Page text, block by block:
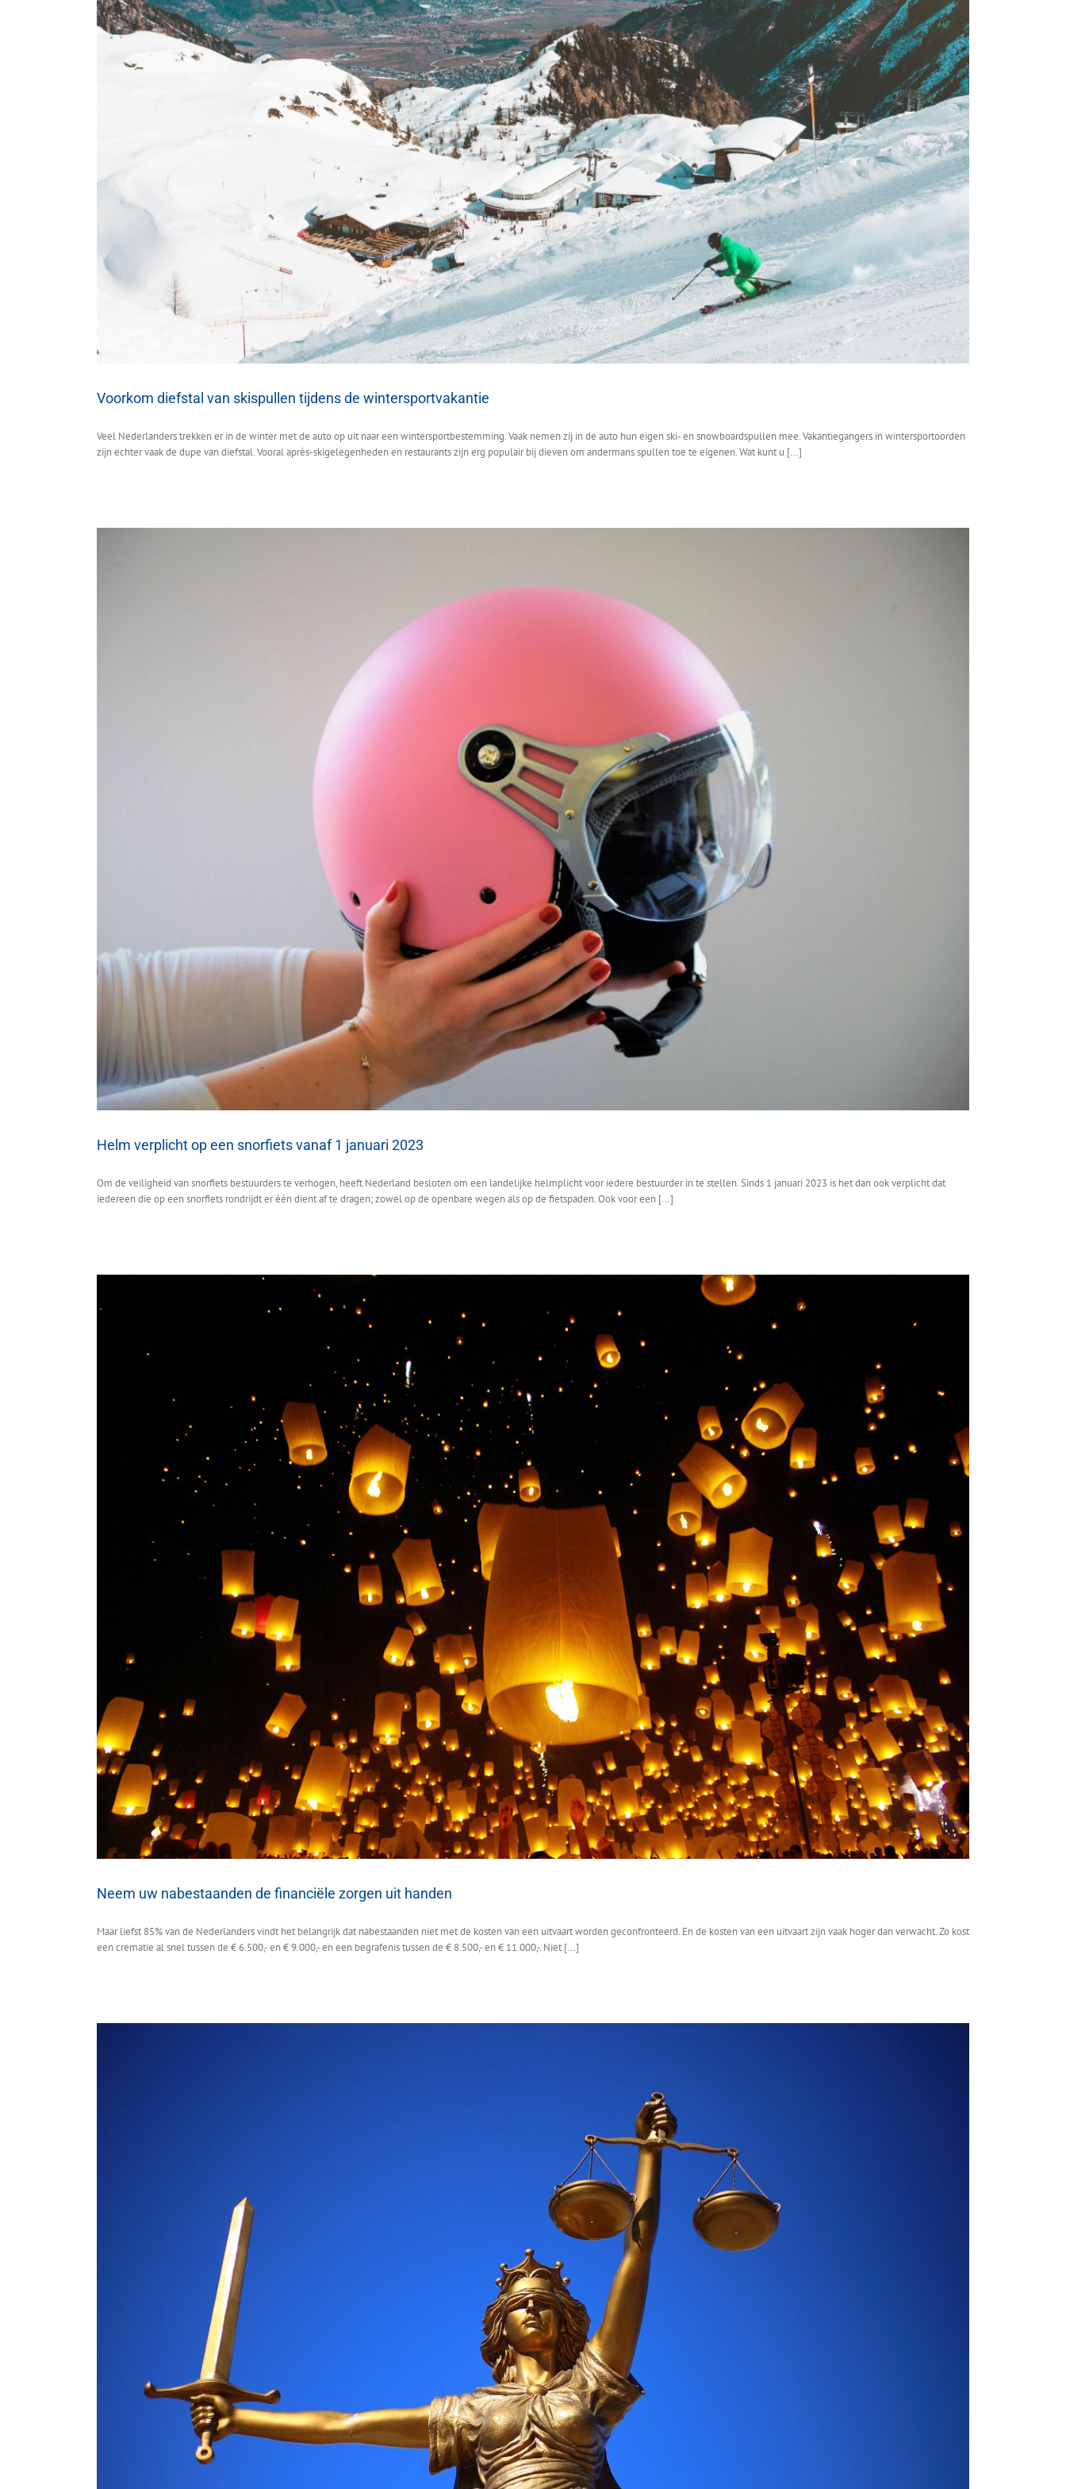
Voorkom diefstal van skispullen tijdens de wintersportvakantie
Veel Nederlanders trekken er in de winter met de auto op uit naar een wintersportbestemming. Vaak nemen zij in de auto hun eigen ski- en snowboardspullen mee. Vakantiegangers in wintersportoorden
zijn echter vaak de dupe van diefstal. Vooral après-skigelegenheden en restaurants zijn erg populair bij dieven om andermans spullen toe te eigenen. Wat kunt u [...]
Helm verplicht op een snorfiets vanaf 1 januari 2023
Om de veiligheid van snorfiets bestuurders te verhogen, heeft Nederland besloten om een landelijke helmplicht voor iedere bestuurder in te stellen. Sinds 1 januari 2023 is het dan ook verplicht dat
iedereen die op een snorfiets rondrijdt er één dient af te dragen; zowel op de openbare wegen als op de fietspaden. Ook voor een [...]
Neem uw nabestaanden de financiële zorgen uit handen
Maar liefst 85% van de Nederlanders vindt het belangrijk dat nabestaanden niet met de kosten van een uitvaart worden geconfronteerd. En de kosten van een uitvaart zijn vaak hoger dan verwacht. Zo kost
een crematie al snel tussen de € 6.500,- en € 9.000,- en een begrafenis tussen de € 8.500,- en € 11.000,-. Niet [...]